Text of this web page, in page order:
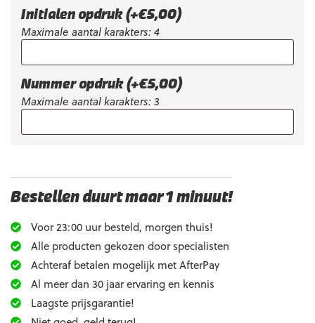
€34,95.
€29,70.
Initialen opdruk (+€5,00)
Maximale aantal karakters: 4
Nummer opdruk (+€5,00)
Maximale aantal karakters: 3
Bestellen duurt maar 1 minuut!
Voor 23:00 uur besteld, morgen thuis!
Alle producten gekozen door specialisten
Achteraf betalen mogelijk met AfterPay
Al meer dan 30 jaar ervaring en kennis
Laagste prijsgarantie!